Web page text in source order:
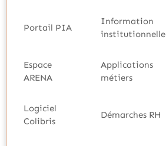
Portail PIA
Information
institutionnelle
Espace
ARENA
Applications
métiers
Logiciel
Colibris
Démarches RH